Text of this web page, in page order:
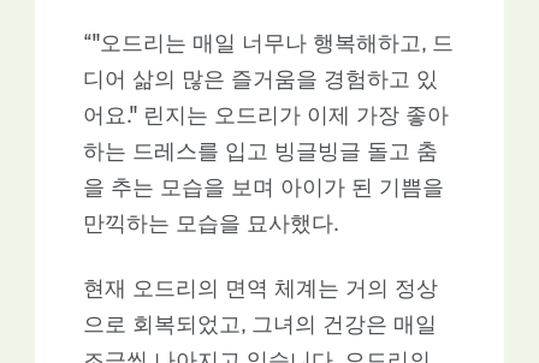
“"오드리는 매일 너무나 행복해하고, 드
디어 삶의 많은 즐거움을 경험하고 있
어요." 린지는 오드리가 이제 가장 좋아
하는 드레스를 입고 빙글빙글 돌고 춤
을 추는 모습을 보며 아이가 된 기쁨을
만끽하는 모습을 묘사했다.
현재 오드리의 면역 체계는 거의 정상
으로 회복되었고, 그녀의 건강은 매일